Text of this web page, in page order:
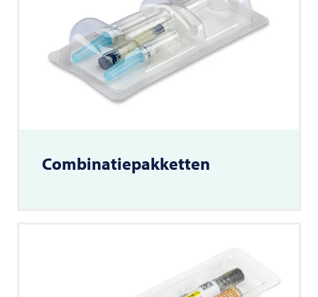
Combinatiepakketten